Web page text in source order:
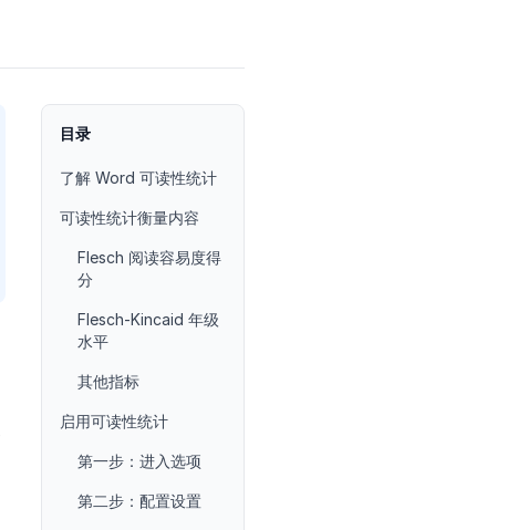
目录
了解 Word 可读性统计
可读性统计衡量内容
Flesch 阅读容易度得
分
Flesch-Kincaid 年级
水平
其他指标
启用可读性统计
第一步：进入选项
第二步：配置设置